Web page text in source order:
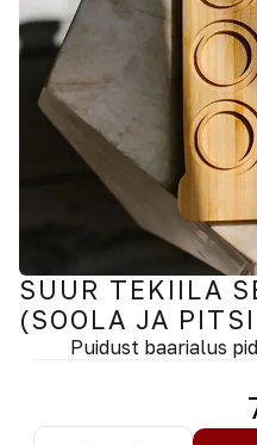
SUUR TEKIILA
(SOOLA JA
Puidust baarialus